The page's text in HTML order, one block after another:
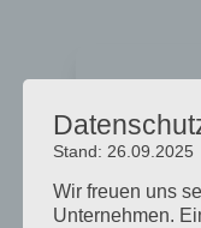
Stand: 26.09.2025
Wir freuen uns
Unternehmen.